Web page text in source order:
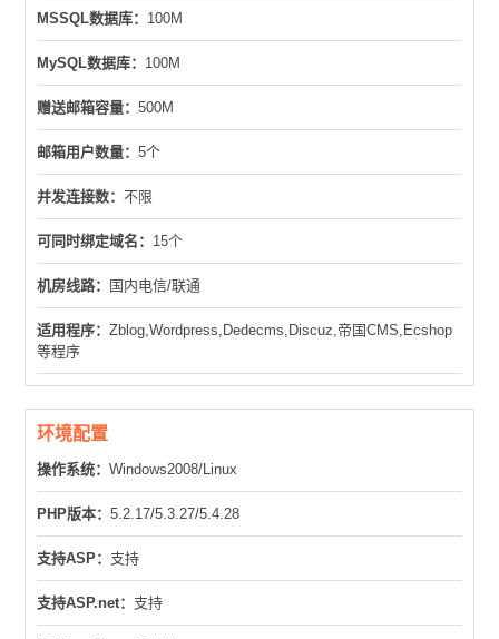
MSSQL数据库： 100M
MySQL数据库： 100M
赠送邮箱容量：500M
邮箱用户数量：5个
并发连接数：不限
可同时绑定域名： 15个
机房线路： 国内电信/联通
适用程序：Zblog,Wordpress,Dedecms,Discuz,帝国CMS,Ecshop
等程序
环境配置
操作系统：Windows2008/Linux
PHP版本：5.2.17/5.3.27/5.4.28
支持ASP： 支持
支持ASP.net： 支持